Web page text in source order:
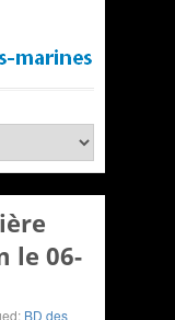
le 06-
BD des